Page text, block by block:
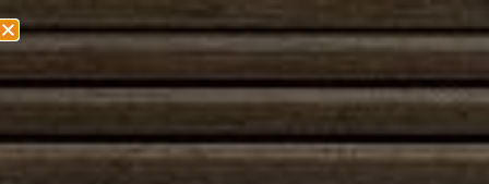
Olemme muuttamassa! Lisätietoa löydättäältä!